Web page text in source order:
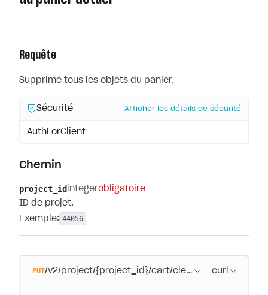
Requête
Supprime tous les objets du panier.
Sécurité Afficher les détails de sécurité
AuthForClient
Chemin
project_id integerobligatoire
ID de projet.
Exemple: 44056
PUT/v2/project/{project_id}/cart/clear curl